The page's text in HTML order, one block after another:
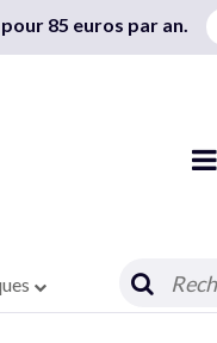
85 euros par an.